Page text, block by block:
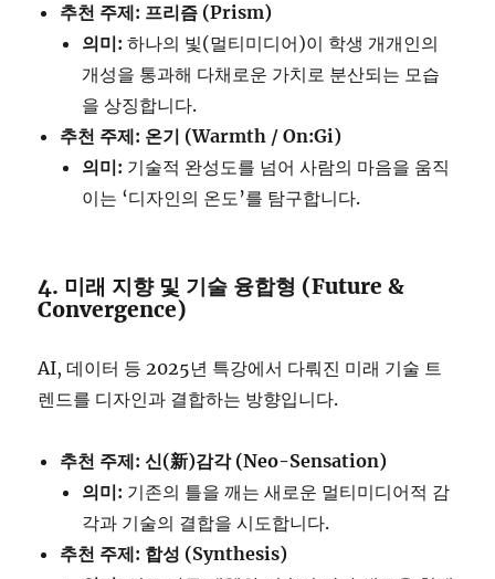
추천 주제: 프리즘 (Prism)
의미: 하나의 빛(멀티미디어)이 학생 개개인의
개성을 통과해 다채로운 가치로 분산되는 모습
을 상징합니다.
추천 주제: 온기 (Warmth / On:Gi)
의미: 기술적 완성도를 넘어 사람의 마음을 움직
이는 ‘디자인의 온도’를 탐구합니다.
4. 미래 지향 및 기술 융합형 (Future &
Convergence)
AI, 데이터 등 2025년 특강에서 다뤄진 미래 기술 트
렌드를 디자인과 결합하는 방향입니다.
추천 주제: 신(新)감각 (Neo-Sensation)
의미: 기존의 틀을 깨는 새로운 멀티미디어적 감
각과 기술의 결합을 시도합니다.
추천 주제: 합성 (Synthesis)